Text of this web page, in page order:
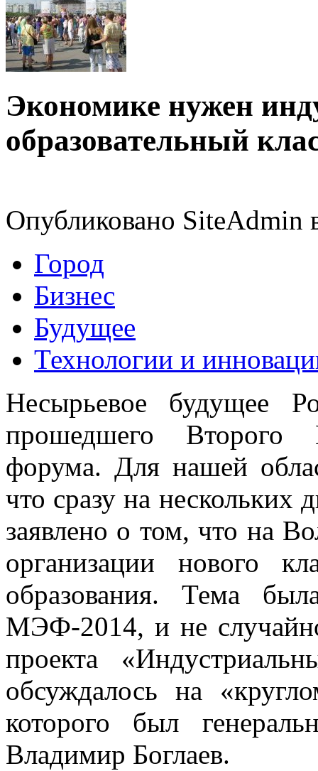
Экономике нужен
образовательный
Опубликовано SiteAdmin
Город
Бизнес
Будущее
Технологии и
Несырьевое будущее
прошедшего Второго
форума. Для нашей
что сразу на
заявлено о том, что на
организации нового
образования. Тема
МЭФ-2014, и не
проекта
обсуждалось на
которого был
Владимир Боглаев.